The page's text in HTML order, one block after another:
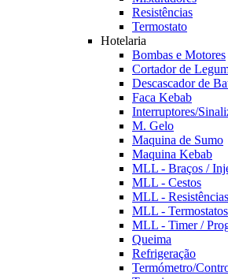
Resistências
Termostato
Hotelaria
Bombas e Motores
Cortador de
Descascador de
Faca Kebab
Interruptores/
M. Gelo
Maquina de Sumo
Maquina Kebab
MLL - Braços /
MLL - Cestos
MLL - Resistências
MLL - Termostatos
MLL - Timer /
Queima
Refrigeração
Termómetro/